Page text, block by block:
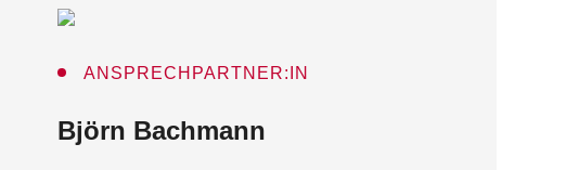
ANSPRECHPARTNER:IN
:
Björn Bachmann